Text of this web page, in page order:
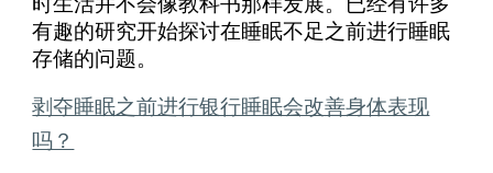
有趣的研究开始探讨在睡眠不足之前进行睡眠
存储的问题。
剥夺睡眠之前进行银行睡眠会改善身体表现
吗？